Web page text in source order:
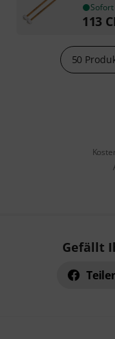
113
50
Gefällt